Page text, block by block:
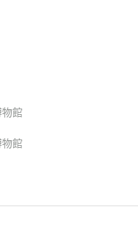
館
館